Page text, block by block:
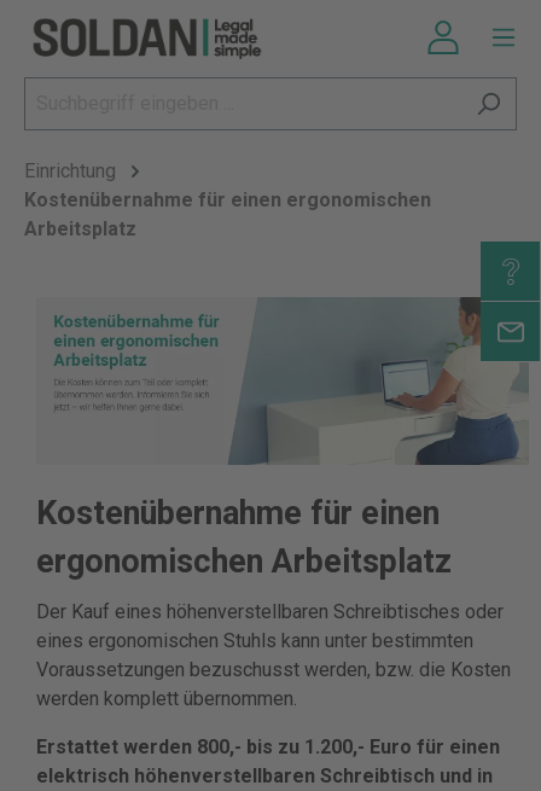
Einrichtung
Kostenübernahme für einen ergonomischen
Arbeitsplatz
Kostenübernahme für einen
ergonomischen Arbeitsplatz
Der Kauf eines höhenverstellbaren Schreibtisches oder
eines ergonomischen Stuhls kann unter bestimmten
Voraussetzungen bezuschusst werden, bzw. die Kosten
werden komplett übernommen.
Erstattet werden 800,- bis zu 1.200,- Euro für einen
elektrisch höhenverstellbaren Schreibtisch und in